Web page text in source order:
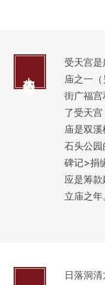
受天宫
庙之一
街广福
了受天
庙是双溪
石头公
碑记>捐
应是筹
立庙之年
日落洞